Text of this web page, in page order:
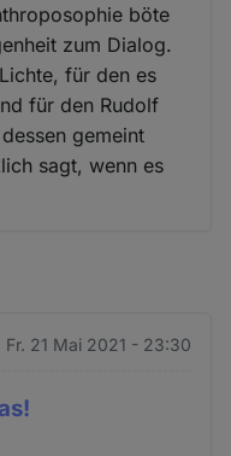
böte
zum Dialog.
für den es
für den Rudolf
gemeint
sagt, wenn es
Fr. 21 Mai 2021 - 23:30